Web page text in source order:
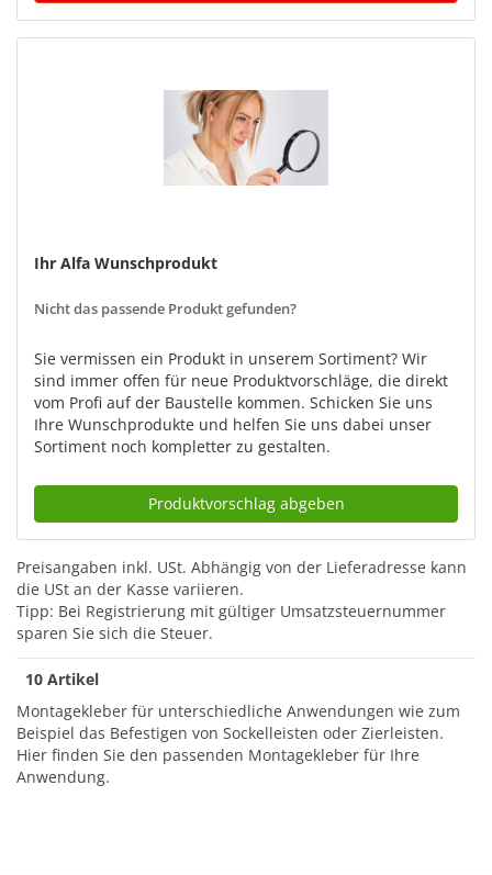
Ihr Alfa Wunschprodukt
Nicht das passende Produkt gefunden?
Sie vermissen ein Produkt in unserem Sortiment? Wir
sind immer offen für neue Produktvorschläge, die direkt
vom Profi auf der Baustelle kommen. Schicken Sie uns
Ihre Wunschprodukte und helfen Sie uns dabei unser
Sortiment noch kompletter zu gestalten.
Produktvorschlag abgeben
Preisangaben inkl. USt. Abhängig von der Lieferadresse kann
die USt an der Kasse variieren.
Tipp: Bei Registrierung mit gültiger Umsatzsteuernummer
sparen Sie sich die Steuer.
10 Artikel
Montagekleber für unterschiedliche Anwendungen wie zum
Beispiel das Befestigen von Sockelleisten oder Zierleisten.
Hier finden Sie den passenden Montagekleber für Ihre
Anwendung.